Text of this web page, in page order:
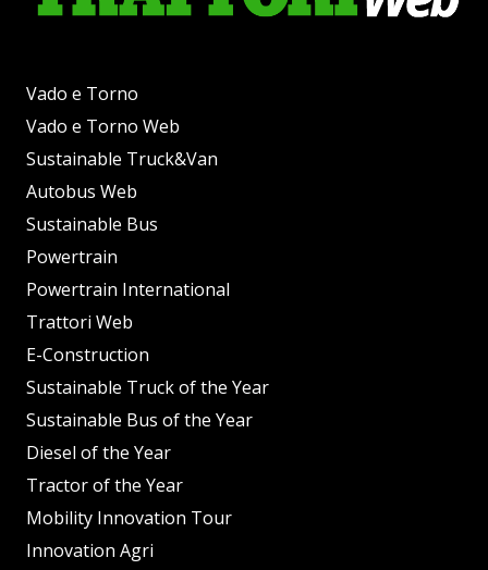
Vado e Torno
Vado e Torno Web
Sustainable Truck&Van
Autobus Web
Sustainable Bus
Powertrain
Powertrain International
Trattori Web
E-Construction
Sustainable Truck of the Year
Sustainable Bus of the Year
Diesel of the Year
Tractor of the Year
Mobility Innovation Tour
Innovation Agri